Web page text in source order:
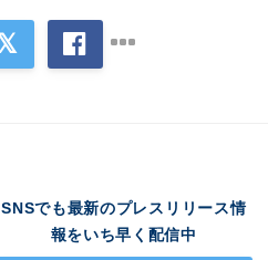
SNSでも最新のプレスリリース情
報をいち早く配信中